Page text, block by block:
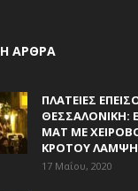
ΑΡΘΡΑ
ΠΛΑΤΕΊΕΣ
ΘΕΣΣΑΛΟΝΊΚΗ:
ΜΑΤ ΜΕ
ΚΡΌΤΟΥ
17 Μαΐου, 2020